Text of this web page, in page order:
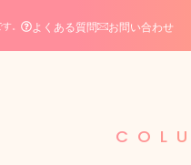
。 よくある質問 お問い合わせ